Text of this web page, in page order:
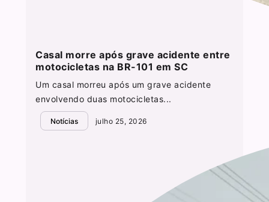
Casal morre após grave acidente entre
motocicletas na BR-101 em SC
Um casal morreu após um grave acidente
envolvendo duas motocicletas...
Notícias julho 25, 2026